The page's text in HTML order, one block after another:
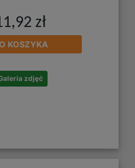
zł
KOSZYKA
zdjęć